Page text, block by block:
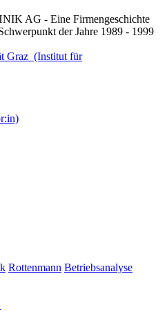
AG - Eine Firmengeschichte
der Jahre 1989 - 1999
Graz (Institut für
Rottenmann Betriebsanalyse